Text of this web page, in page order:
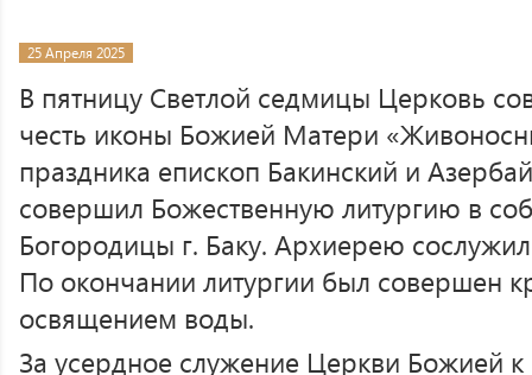
25 Апреля 2025
В пятницу Светлой седмицы Церковь
честь иконы Божией Матери
праздника епископ Бакинский и
совершил Божественную литургию в
Богородицы г. Баку. Архиерею
По окончании литургии был совершен
освящением воды.
За усердное служение Церкви Божией к